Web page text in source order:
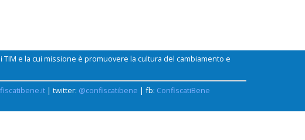
e la cui missione è promuovere la cultura del cambiamento e
| twitter: @confiscatibene | fb: ConfiscatiBene